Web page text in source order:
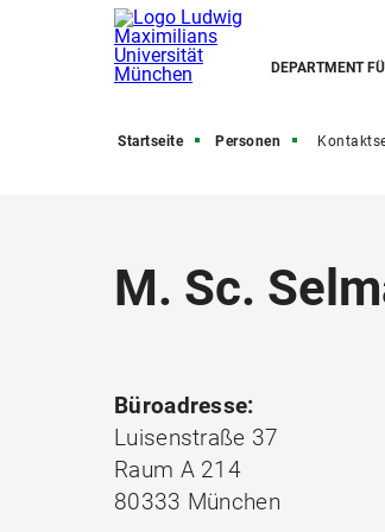
DEPARTMENT
Startseite Personen
M. Sc.
Büroadresse:
Luisenstraße 37
Raum A 214
80333 München